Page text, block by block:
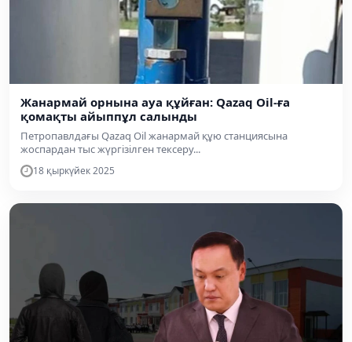
Жанармай орнына ауа құйған: Qazaq Oil-ға
қомақты айыппұл салынды
Петропавлдағы Qazaq Oil жанармай құю станциясына
жоспардан тыс жүргізілген тексеру...
18 қыркүйек 2025